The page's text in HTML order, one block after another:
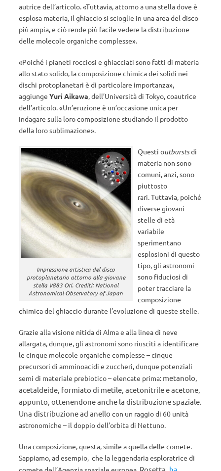
autrice dell’articolo. «Tuttavia, attorno a una stella dove è
esplosa materia, il ghiaccio si scioglie in una area del disco
più ampia, e ciò rende più facile vedere la distribuzione
delle molecole organiche complesse».
«Poiché i pianeti rocciosi e ghiacciati sono fatti di materia
allo stato solido, la composizione chimica dei solidi nei
dischi protoplanetari è di particolare importanza»,
aggiunge Yuri Aikawa, dell’Università di Tokyo, coautrice
dell’articolo. «Un’eruzione è un’occasione unica per
indagare sulla loro composizione studiando il prodotto
della loro sublimazione».
Impressione artistica del disco
protoplanetario attorno alla giovane
stella V883 Ori. Crediti: National
Astronomical Observatory of Japan
Questi outburstsdi
materia non sono
comuni, anzi, sono
piuttosto
rari. Tuttavia, poiché
diverse giovani
stelle di età
variabile
sperimentano
esplosioni di questo
tipo, gli astronomi
sono fiduciosi di
poter tracciare la
composizione
chimica del ghiaccio durante l’evoluzione di queste stelle.
Grazie alla visione nitida di Alma e alla linea di neve
allargata, dunque, gli astronomi sono riusciti a identificare
le cinque molecole organiche complesse – cinque
precursori di amminoacidi e zuccheri, dunque potenziali
semi di materiale prebiotico – elencate prima: metanolo,
acetaldeide, formiato di metile, acetonitrile e acetone,
appunto, ottenendone anche la distribuzione spaziale.
Una distribuzione ad anello con un raggio di 60 unità
astronomiche – il doppio dell’orbita di Nettuno.
Una composizione, questa, simile a quella delle comete.
Sappiamo, ad esempio, che la leggendaria esploratrice di